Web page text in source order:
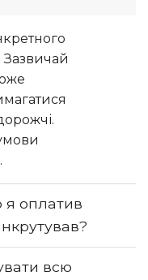
Зазвичай
я оплатив
всю